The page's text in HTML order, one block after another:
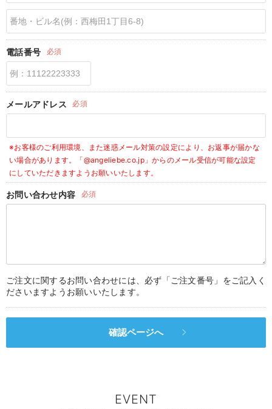
Gift Selection 出産祝い
保育園・入園準備特集
入院準備の持ち物チェック
電話番号 必須
メールアドレス 必須
※お客様のご利用環境、また迷惑メール対策の設定により、お返事が届かな
い場合があります。
「@angeliebe.co.jp」からのメール受信が可能な設定
にしていただきますようお願いいたします。
お問い合わせ内容 必須
ご注文に関するお問い合わせには、必ず「ご注文番号」をご記入く
ださいますようお願いいたします。
確認ページへ
EVENT